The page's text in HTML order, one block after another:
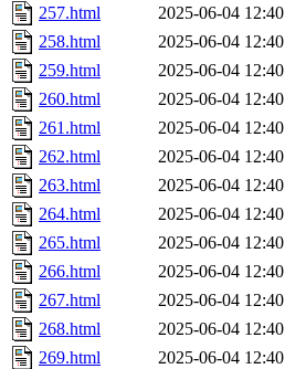
257.html
2025-06-04 12:40
258.html
2025-06-04 12:40
259.html
2025-06-04 12:40
260.html
2025-06-04 12:40
261.html
2025-06-04 12:40
262.html
2025-06-04 12:40
263.html
2025-06-04 12:40
264.html
2025-06-04 12:40
265.html
2025-06-04 12:40
266.html
2025-06-04 12:40
267.html
2025-06-04 12:40
268.html
2025-06-04 12:40
269.html
2025-06-04 12:40